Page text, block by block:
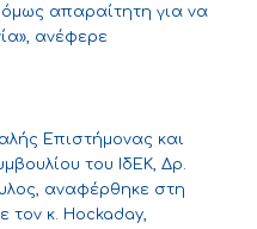
όμως απαραίτητη για να
ανέφερε
Επιστήμονας και
του ΙδΕΚ, Δρ.
αναφέρθηκε στη
τον κ. Hockaday,